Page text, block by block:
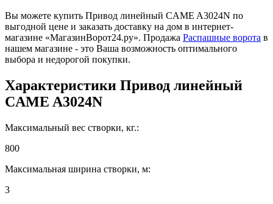
Вы можете купить Привод линейный CAME A3024N по
выгодной цене и заказать доставку на дом в интернет-
магазине «МагазинВорот24.ру». Продажа Распашные ворота в
нашем магазине - это Ваша возможность оптимального
выбора и недорогой покупки.
Характеристики Привод линейный
CAME A3024N
Максимальный вес створки, кг.:
800
Максимальная ширина створки, м:
3